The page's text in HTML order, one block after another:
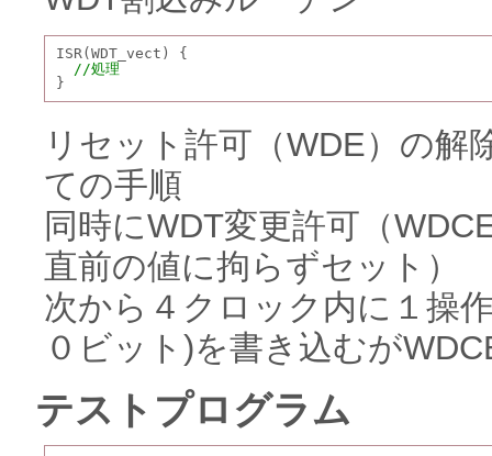
ISR(WDT_vect) {
//処理
}
リセット許可（WDE）の
ての手順
同時にWDT変更許可（
直前の値に拘らずセット）
次から４クロック内に１操
０ビット)を書き込むが
テストプログラム